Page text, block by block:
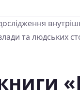
та людських